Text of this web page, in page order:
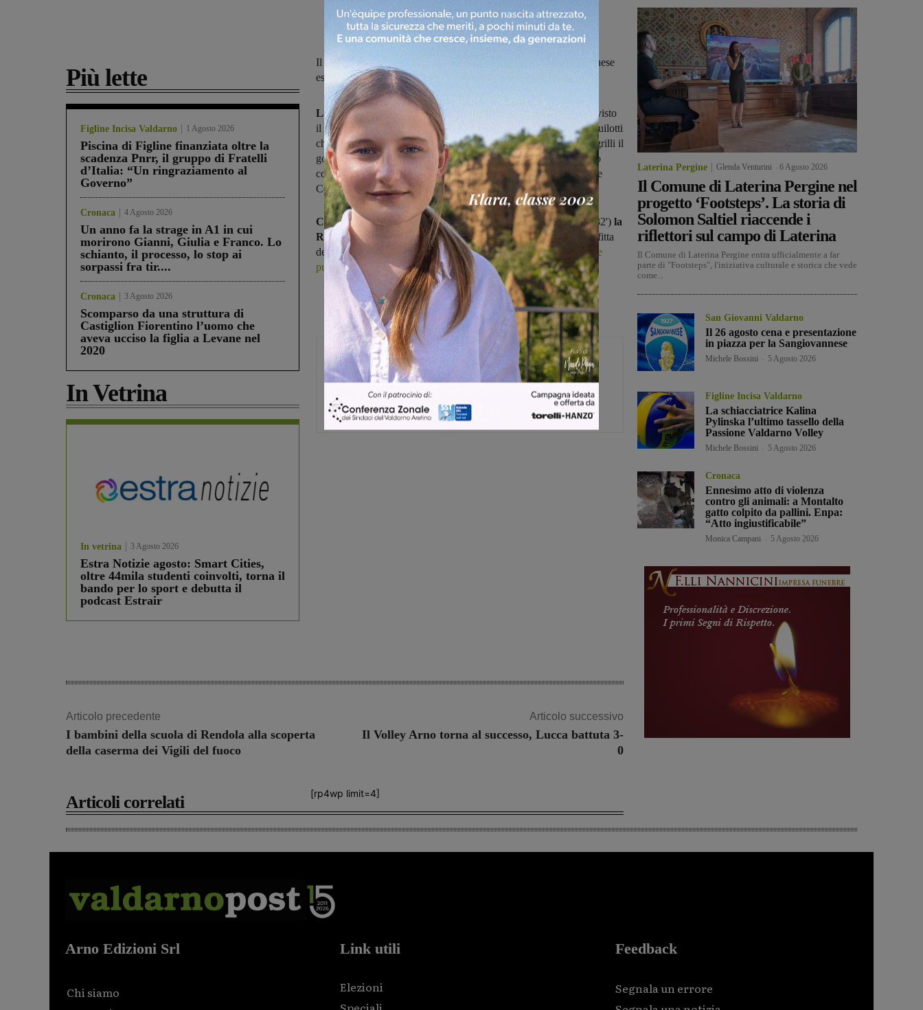
Più lette
Figline Incisa Valdarno 1 Agosto 2026
Piscina di Figline finanziata oltre la
scadenza Pnrr, il gruppo di Fratelli
d’Italia: “Un ringraziamento al
Governo”
Cronaca 4 Agosto 2026
Un anno fa la strage in A1 in cui
morirono Gianni, Giulia e Franco. Lo
schianto, il processo, lo stop ai
sorpassi fra tir....
Cronaca 3 Agosto 2026
Scomparso da una struttura di
Castiglion Fiorentino l’uomo che
aveva ucciso la figlia a Levane nel
2020
In Vetrina
In vetrina 3 Agosto 2026
Estra Notizie agosto: Smart Cities,
oltre 44mila studenti coinvolti, torna il
bando per lo sport e debutta il
podcast Estrair
Il Montevarchi si impone sul campo del Figline per 2-5, la Rignanese
espugna Foiano per 0-2 e sale al secondo posto
La ventiseiesima giornatanel campionato juniores regionali ha visto
il successo del Montevarchi nel derby con il Figline,con gli aquilotti
che in trasferta si sonoimposti 2-5(per la squadra di casa di Zangrilli il
gol del momentaneo 1-1 il di Neri la rete del 2-3, i rossoblù hanno
colpito con, nell'ordine, Babacar, Notturni, due volrte Corsi, infine
Celindi).
Con due reti di Picchianinel corso del primo tempo (al 20 e al 32') la
Rignanese
ha espugnato il campo di Foiano e, in virtù della sconfitta
della Settignanese a Sinalunga, è salitaal secondo posto
a cinque
punti
dalla capolista Antella.
Michele Bossini
Articolo precedente
I bambini della scuola di Rendola alla scoperta
della caserma dei Vigili del fuoco
Articolo successivo
Il Volley Arno torna al successo, Lucca battuta 3-
0
[rp4wp limit=4]
Articoli correlati
Laterina Pergine Glenda Venturini 6 Agosto 2026
Il Comune di Laterina Pergine nel
progetto ‘Footsteps’. La storia di
Solomon Saltiel riaccende i
riflettori sul campo di Laterina
Il Comune di Laterina Pergine entra ufficialmente a far
parte di "Footsteps", l'iniziativa culturale e storica che vede
come...
San Giovanni Valdarno
Il 26 agosto cena e presentazione
in piazza per la Sangiovannese
Michele Bossini 5 Agosto 2026
Figline Incisa Valdarno
La schiacciatrice Kalina
Pylinska l’ultimo tassello della
Passione Valdarno Volley
Michele Bossini 5 Agosto 2026
Cronaca
Ennesimo atto di violenza
contro gli animali: a Montalto
gatto colpito da pallini. Enpa:
“Atto ingiustificabile”
Monica Campani 5 Agosto 2026
Arno Edizioni Srl
Chi siamo
Link utili
Elezioni
Feedback
Segnala un errore